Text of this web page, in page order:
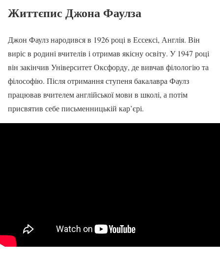
Життєпис Джона Фаулза
Джон Фаулз народився в 1926 році в Ессексі, Англія. Він
виріс в родині вчителів і отримав якісну освіту. У 1947 році
він закінчив Університет Оксфорду, де вивчав філологію та
філософію. Після отримання ступеня бакалавра Фаулз
працював вчителем англійської мови в школі, а потім
присвятив себе письменницькій кар’єрі.